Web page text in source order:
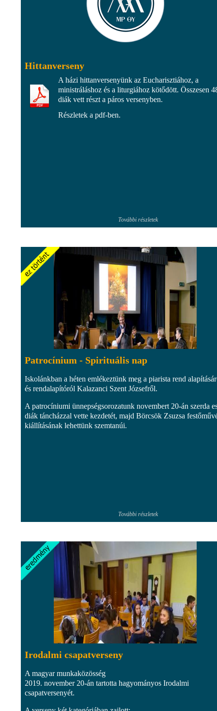
Hittanverseny
A házi hittanversenyünk az Eucharisztiához, a
ministráláshoz és a liturgiához kötődött. Összesen
diák vett részt a páros versenyben.
Részletek a pdf-ben.
További részletek
Patrocínium - Spirituális nap
Iskolánkban a héten emlékeztünk meg a piarista rend
és rendalapítóról Kalazanci Szent Józsefről.
A patrocíniumi ünnepségsorozatunk novembert 20-án szerda
diák táncházzal vette kezdetét, majd Börcsök Zsuzsa
kiállításának lehettünk szemtanúi.
További részletek
Irodalmi csapatverseny
A magyar munkaközösség
2019. november 20-án tartotta hagyományos Irodalmi
csapatversenyét.